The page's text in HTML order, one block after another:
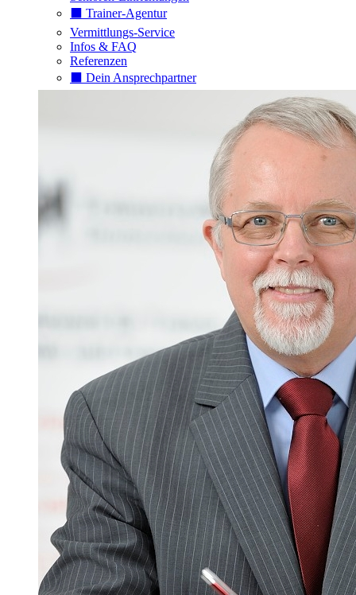
⬛️ Trainer-Agentur
Vermittlungs-Service
Infos & FAQ
Referenzen
⬛️ Dein Ansprechpartner